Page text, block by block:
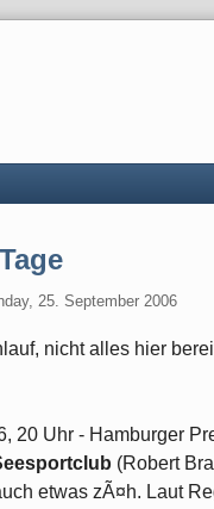
25. September 2006
nicht alles hier
20 Uhr - Hamburger
(Robert
etwas zÃ¤h. Laut